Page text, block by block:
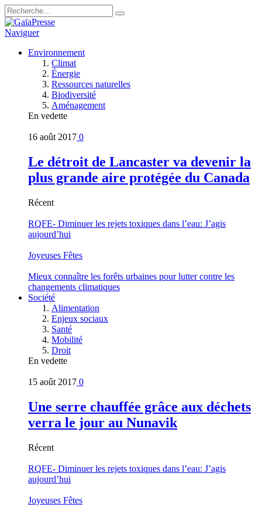
Naviguer
Environnement
Climat
Énergie
Ressources naturelles
Biodiversité
Aménagement
En vedette
16 août 2017 0
Le détroit de Lancaster va devenir la
plus grande aire protégée du Canada
Récent
RQFE- Diminuer les rejets toxiques dans l’eau: J’agis
aujourd’hui
Joyeuses Fêtes
Mieux connaître les forêts urbaines pour lutter contre les
changements climatiques
Société
Alimentation
Enjeux sociaux
Santé
Mobilité
Droit
En vedette
15 août 2017 0
Une serre chauffée grâce aux déchets
verra le jour au Nunavik
Récent
RQFE- Diminuer les rejets toxiques dans l’eau: J’agis
aujourd’hui
Joyeuses Fêtes